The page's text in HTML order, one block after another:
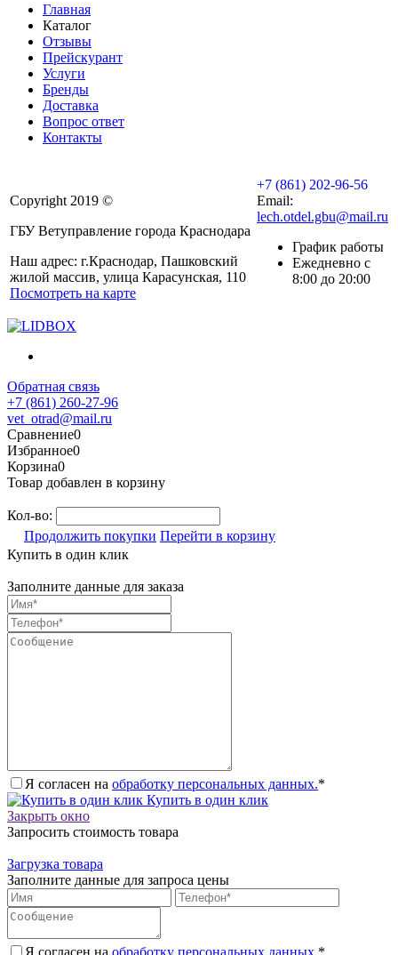
Главная
Каталог
Отзывы
Прейскурант
Услуги
Бренды
Доставка
Вопрос ответ
Контакты
Copyright 2019 ©
ГБУ Ветуправление города Краснодара
Наш адрес: г.Краснодар, Пашковский
жилой массив, улица Карасунская, 110
Посмотреть на карте
+7 (861) 202-96-56
Email:
lech.otdel.gbu@mail.ru
График работы
Ежедневно с
8:00 до 20:00
Обратная связь
+7 (861) 260-27-96
vet_otrad@mail.ru
Сравнение0
Избранное0
Корзина0
Товар добавлен в корзину
Кол-во:
Продолжить покупки Перейти в корзину
Купить в один клик
Заполните данные для заказа
Я согласен на обработку персональных данных.*
Купить в один клик
Закрыть окно
Запросить стоимость товара
Загрузка товара
Заполните данные для запроса цены
Я согласен на обработку персональных данных. *